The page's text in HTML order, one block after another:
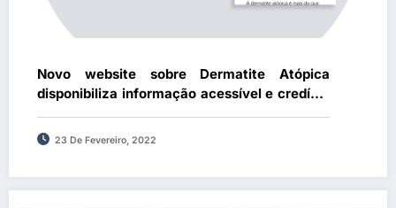
Novo website sobre Dermatite Atópica
disponibiliza informação acessível e credível
sobre a patologia
23 De Fevereiro, 2022